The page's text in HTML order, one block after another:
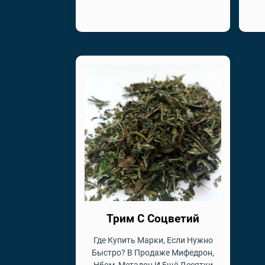
Трим С Соцветий
Где Купить Марки, Если Нужно
Быстро? В Продаже Мифедрон,